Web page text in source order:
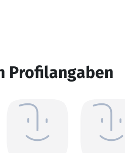
Profilangaben